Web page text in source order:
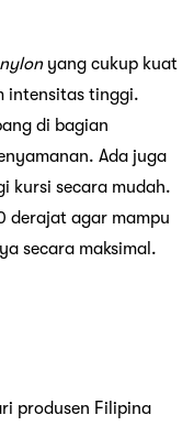
nylonyang cukup kuat
intensitas tinggi.
di bagian
Ada juga
kursi secara mudah.
derajat agar mampu
secara maksimal.
produsen Filipina